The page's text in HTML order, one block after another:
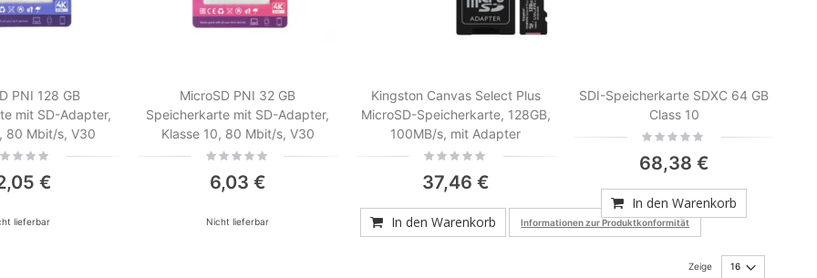
PNI 128 GB
mit SD-Adapter,
80 Mbit/s, V30
€
lieferbar
MicroSD PNI 32 GB
Speicherkarte mit SD-Adapter,
Klasse 10, 80 Mbit/s, V30
Rating:
6,03 €
Nicht lieferbar
Kingston Canvas Select Plus
MicroSD-Speicherkarte, 128GB,
100MB/s, mit Adapter
Rating:
37,46 €
In den Warenkorb Informationen zur Produktkonformität
SDI-Speicherkarte SDXC 64 GB
Class 10
Rating:
68,38 €
In den Warenkorb
Zeige